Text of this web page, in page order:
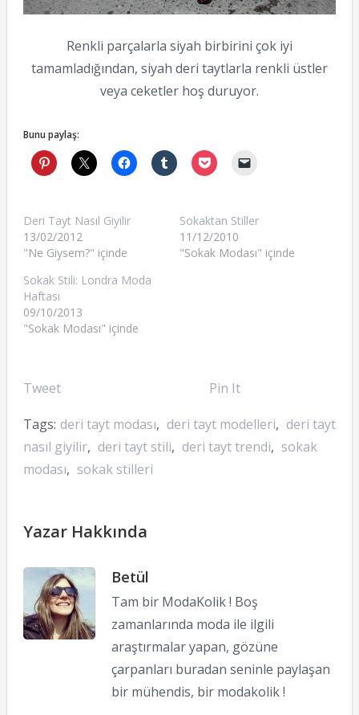
Renkli parçalarla siyah birbirini çok iyi
tamamladığından, siyah deri taytlarla renkli üstler
veya ceketler hoş duruyor.
Bunu paylaş:
Deri Tayt Nasıl Giyilir
13/02/2012
"Ne Giysem?" içinde
Sokaktan Stiller
11/12/2010
"Sokak Modası" içinde
Sokak Stili: Londra Moda
Haftası
09/10/2013
"Sokak Modası" içinde
Tweet Pin It
Tags: deri tayt modası, deri tayt modelleri, deri tayt
nasıl giyilir, deri tayt stili, deri tayt trendi, sokak
modası, sokak stilleri
Yazar Hakkında
Betül
Tam bir ModaKolik ! Boş
zamanlarında moda ile ilgili
araştırmalar yapan, gözüne
çarpanları buradan seninle paylaşan
bir mühendis, bir modakolik !